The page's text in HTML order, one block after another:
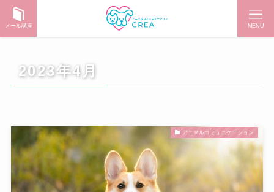
メール講座 MENU
2023年4月
アニマルコミュニケーション